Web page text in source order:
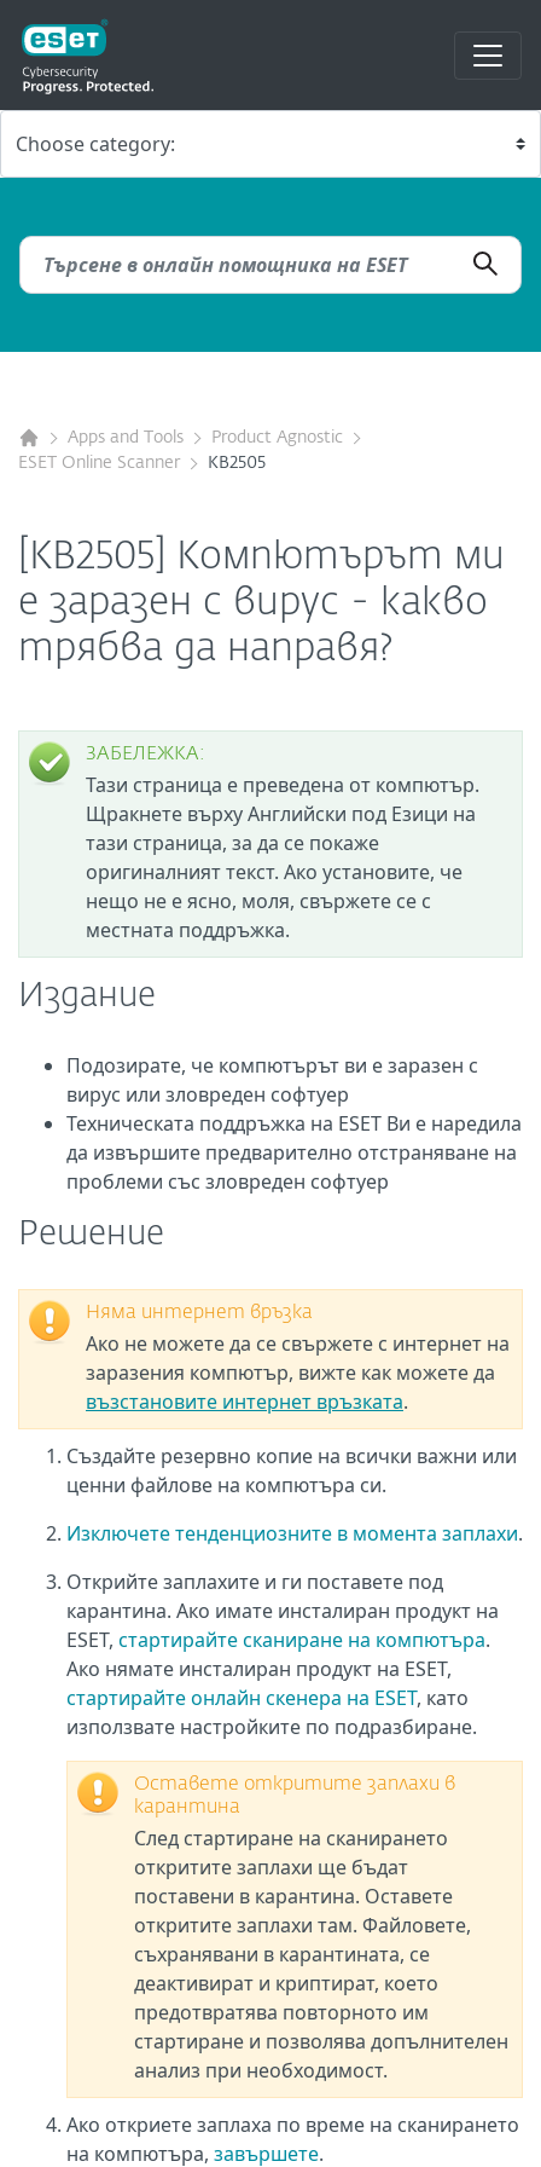
Apps and Tools
Product Agnostic
ESET Online Scanner
KB2505
[KB2505] Компютърът ми
е заразен с вирус - какво
трябва да направя?
ЗАБЕЛЕЖКА:
Тази страница е преведена от компютър.
Щракнете върху Английски под Езици на
тази страница, за да се покаже
оригиналният текст. Ако установите, че
нещо не е ясно, моля, свържете се с
местната поддръжка.
Издание
Подозирате, че компютърът ви е заразен с
вирус или зловреден софтуер
Техническата поддръжка на ESET Ви е наредила
да извършите предварително отстраняване на
проблеми със зловреден софтуер
Решение
Няма интернет връзка
Ако не можете да се свържете с интернет на
заразения компютър, вижте как можете да
възстановите интернет връзката.
Създайте резервно копие на всички важни или
ценни файлове на компютъра си.
Изключете тенденциозните в момента заплахи.
Открийте заплахите и ги поставете под
карантина. Ако имате инсталиран продукт на
ESET, стартирайте сканиране на компютъра.
Ако нямате инсталиран продукт на ESET,
стартирайте онлайн скенера на ESET, като
използвате настройките по подразбиране.
Оставете откритите заплахи в
карантина
След стартиране на сканирането
откритите заплахи ще бъдат
поставени в карантина. Оставете
откритите заплахи там. Файловете,
съхранявани в карантината, се
деактивират и криптират, което
предотвратява повторното им
стартиране и позволява допълнителен
анализ при необходимост.
Ако откриете заплаха по време на сканирането
на компютъра, завършете.